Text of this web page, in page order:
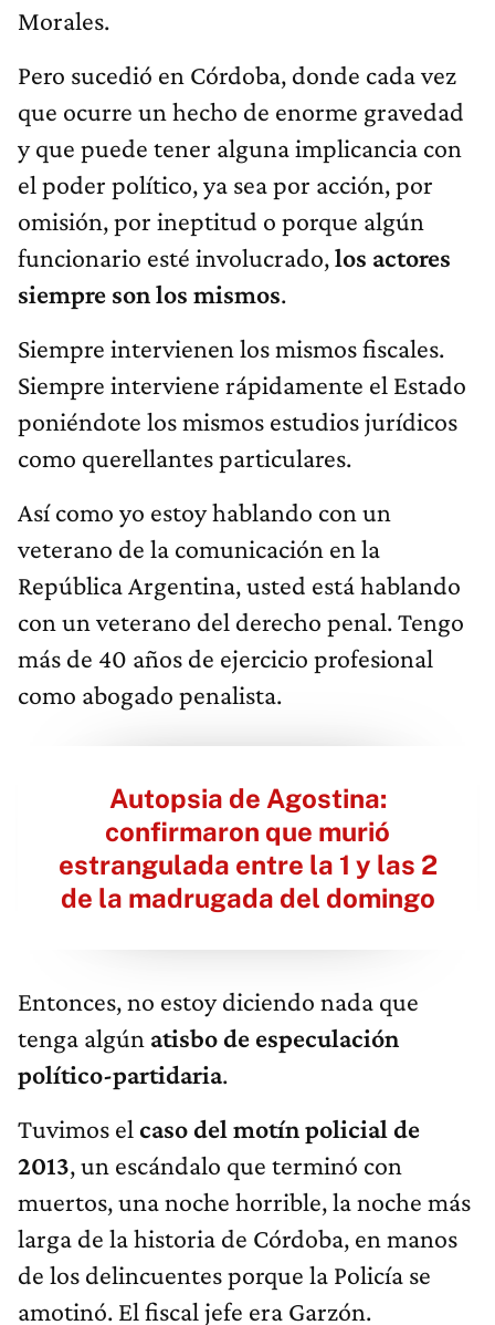
Morales.
Pero sucedió en Córdoba, donde cada vez
que ocurre un hecho de enorme gravedad
y que puede tener alguna implicancia con
el poder político, ya sea por acción, por
omisión, por ineptitud o porque algún
funcionario esté involucrado,los actores
siempre son los mismos.
Siempre intervienen los mismos fiscales.
Siempre interviene rápidamente el Estado
poniéndote los mismos estudios jurídicos
como querellantes particulares.
Así como yo estoy hablando con un
veterano de la comunicación en la
República Argentina, usted está hablando
con un veterano del derecho penal. Tengo
más de 40 años de ejercicio profesional
como abogado penalista.
Autopsia de Agostina:
confirmaron que murió
estrangulada entre la 1 y las 2
de la madrugada del domingo
Entonces, no estoy diciendo nada que
tenga algún atisbo de especulación
político-partidaria.
Tuvimos el caso del motín policial de
2013, un escándalo que terminó con
muertos, una noche horrible, la noche más
larga de la historia de Córdoba, en manos
de los delincuentes porque la Policía se
amotinó. El fiscal jefe era Garzón.